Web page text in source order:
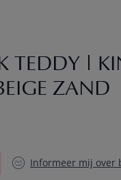
TEDDY |
ZAND
Informeer mij over